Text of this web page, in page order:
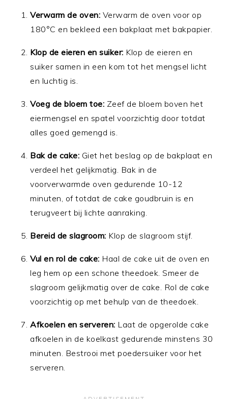
Verwarm de oven: Verwarm de oven voor op
180°C en bekleed een bakplaat met bakpapier.
Klop de eieren en suiker: Klop de eieren en
suiker samen in een kom tot het mengsel licht
en luchtig is.
Voeg de bloem toe: Zeef de bloem boven het
eiermengsel en spatel voorzichtig door totdat
alles goed gemengd is.
Bak de cake: Giet het beslag op de bakplaat en
verdeel het gelijkmatig. Bak in de
voorverwarmde oven gedurende 10-12
minuten, of totdat de cake goudbruin is en
terugveert bij lichte aanraking.
Bereid de slagroom: Klop de slagroom stijf.
Vul en rol de cake: Haal de cake uit de oven en
leg hem op een schone theedoek. Smeer de
slagroom gelijkmatig over de cake. Rol de cake
voorzichtig op met behulp van de theedoek.
Afkoelen en serveren: Laat de opgerolde cake
afkoelen in de koelkast gedurende minstens 30
minuten. Bestrooi met poedersuiker voor het
serveren.